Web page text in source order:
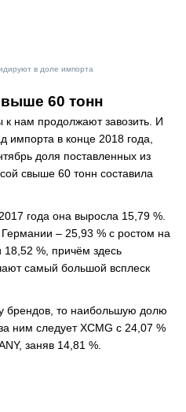
в доле импорта
60 тонн
нам продолжают завозить. И
импорта в конце 2018 года,
доля поставленных из
свыше 60 тонн составила
года она выросла 15,79 %.
– 25,93 % с ростом на
%, причём здесь
самый большой всплеск
брендов, то наибольшую долю
ним следует XCMG с 24,07 %
заняв 14,81 %.